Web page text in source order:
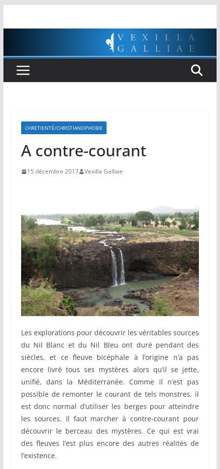
CHRETIENTÉ/CHRISTIANOPHOBIE
A contre-courant
15 décembre 2017 Vexilla Galliae
Les explorations pour découvrir les véritables sources
du Nil Blanc et du Nil Bleu ont duré pendant des
siècles, et ce fleuve bicéphale à l’origine n’a pas
encore livré tous ses mystères alors qu’il se jette,
unifié, dans la Méditerranée. Comme il n’est pas
possible de remonter le courant de tels monstres, il
est donc normal d’utiliser les berges pour atteindre
les sources. Il faut marcher à contre-courant pour
découvrir le berceau des mystères. Ce qui est vrai
des fleuves l’est plus encore des autres réalités de
l’existence.